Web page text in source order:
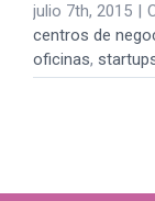
julio 7th, 2015 |
centros de
oficinas,